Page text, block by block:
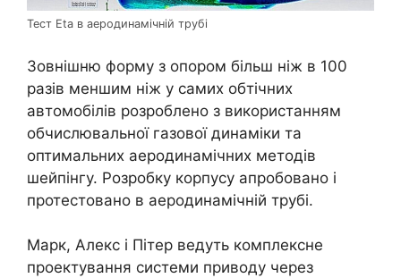
Тест Eta в аеродинамічній трубі
Зовнішню форму з опором більш ніж в 100
разів меншим ніж у самих обтічних
автомобілів розроблено з використанням
обчислювальної газової динаміки та
оптимальних аеродинамічних методів
шейпінгу. Розробку корпусу апробовано і
протестовано в аеродинамічній трубі.
Марк, Алекс і Пітер ведуть комплексне
проектування системи приводу через